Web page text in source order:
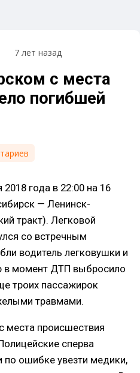
7 лет назад
с места
погибшей
года в 22:00 на 16
— Ленинск-
тракт). Легковой
со встречным
водитель легковушки и
в момент ДТП выбросило
троих пассажирок
травмами.
места происшествия
сперва
по ошибке увезти медики,